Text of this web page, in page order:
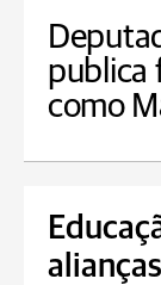
publica
como